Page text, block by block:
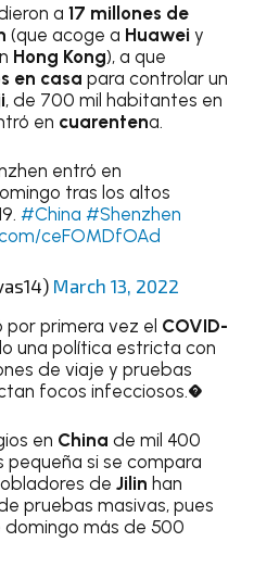
a17 millones de
(que acoge a Huaweiy
Hong Kong), a que
en casapara controlar un
, de 700 mil habitantes en
en cuarentena.
entró en
tras los altos
#China #Shenzhen
ceFOMDfOAd
March 13, 2022
primera vez el COVID-
una política estricta con
de viaje y pruebas
focos infecciosos.�
en Chinade mil 400
si se compara
deJilin han
pruebas masivas, pues
más de 500